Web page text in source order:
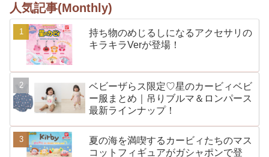
人気記事(Monthly)
持ち物のめじるしになるアクセサリの
キラキラVerが登場！
ベビーザらス限定♡星のカービィベビ
ー服まとめ｜吊りブルマ＆ロンパース
最新ラインナップ！
夏の海を満喫するカービィたちのマス
コットフィギュアがガシャポンで登